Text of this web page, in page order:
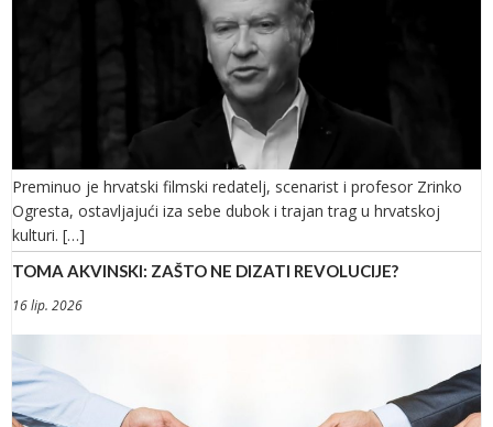
Preminuo je hrvatski filmski redatelj, scenarist i profesor Zrinko
Ogresta, ostavljajući iza sebe dubok i trajan trag u hrvatskoj
kulturi. […]
TOMA AKVINSKI: ZAŠTO NE DIZATI REVOLUCIJE?
16 lip. 2026